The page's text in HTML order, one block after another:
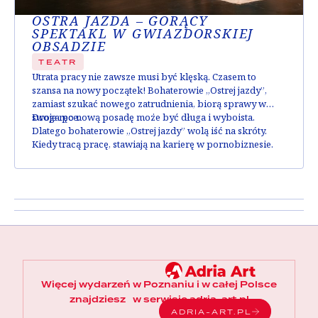
OSTRA JAZDA – GORĄCY
SPEKTAKL W GWIAZDORSKIEJ
OBSADZIE
TEATR
Utrata pracy nie zawsze musi być klęską. Czasem to
szansa na nowy początek! Bohaterowie „Ostrej jazdy”,
zamiast szukać nowego zatrudnienia, biorą sprawy w
swoje ręce.
Droga po nową posadę może być długa i wyboista.
Dlatego bohaterowie „Ostrej jazdy” wolą iść na skróty.
Kiedy tracą pracę, stawiają na karierę w pornobiznesie.
odpowiednich aktorów i można ruszać z produkcją. Cel –
Szybko jednak się okazuje, że nakręcenie filmu
erotycznego jest trudniejsze, niż mogłoby się wydawać.
łez.
Obsada:
Agnieszka Warchulska /Magdalena Wójcik
Marta Wierzbicka
Więcej wydarzeń w Poznaniu i w całej Polsce
znajdziesz w serwisie adria-art.pl
ADRIA-ART.PL